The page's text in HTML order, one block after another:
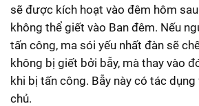
sẽ được kích hoạt vào đêm hôm
không thể giết vào Ban đêm. Nếu
tấn công, ma sói yếu nhất đàn sẽ
không bị giết bởi bẫy, mà thay vào
khi bị tấn công. Bẫy này có tác
chủ.